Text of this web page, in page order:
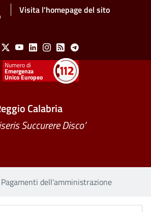
Visita l'homepage del sito
Social Menu
X YoutubeLinkedinInstagram
Feed Telegram
Emergenza
Unico Europeo
Calabria
Succurere Disco’
Pagamenti dell'amministrazione